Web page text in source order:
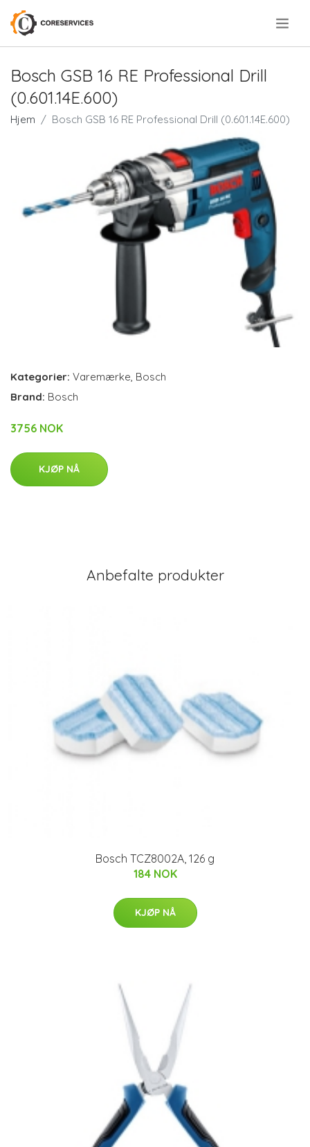
Bosch GSB 16 RE Professional Drill
(0.601.14E.600)
Hjem Bosch GSB 16 RE Professional Drill (0.601.14E.600)
Kategorier: Varemærke Bosch
Brand: Bosch
3756 NOK
KJØP NÅ
Anbefalte produkter
Bosch TCZ8002A, 126 g
184 NOK
KJØP NÅ